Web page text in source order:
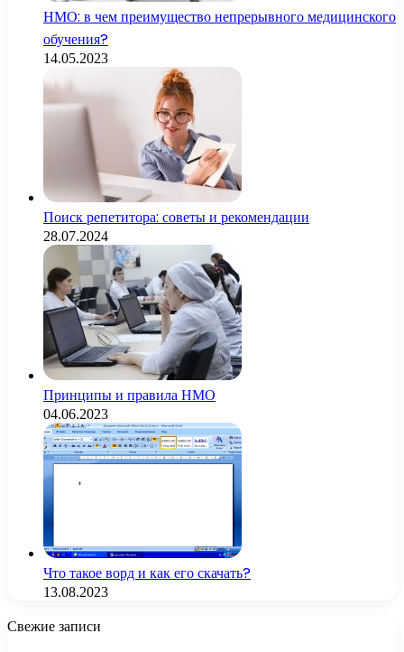
НМО: в чем преимущество непрерывного медицинского
обучения?
14.05.2023
Поиск репетитора: советы и рекомендации
28.07.2024
Принципы и правила НМО
04.06.2023
Что такое ворд и как его скачать?
13.08.2023
Свежие записи